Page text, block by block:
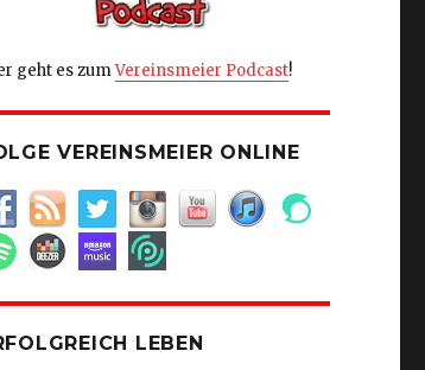
geht es zumVereinsmeier Podcast!
VEREINSMEIER ONLINE
LEBEN